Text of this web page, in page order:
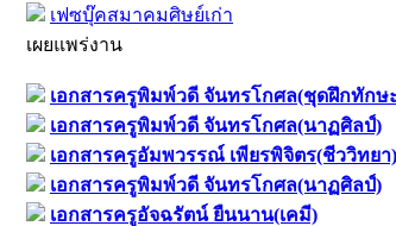
เฟซบุ๊คสมาคมศิษย์เก่า
เผยแพร่งาน
เอกสารครูพิมพ์วดี จันทรโกศล(ชุดฝึกทักษ
เอกสารครูพิมพ์วดี จันทรโกศล(นาฏศิลป์)
เอกสารครูอัมพวรรณ์ เพียรพิจิตร(ชีววิทยา)
เอกสารครูพิมพ์วดี จันทรโกศล(นาฏศิลป์)
เอกสารครูอัจฉรัตน์ ยืนนาน(เคมี)